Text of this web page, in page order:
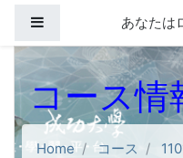
サイドパネルあなたは
コース情
Home コース